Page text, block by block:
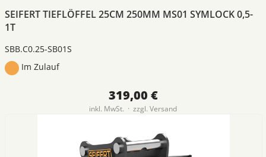
SEIFERT TIEFLÖFFEL 25CM 250MM MS01 SYMLOCK 0,5-
1T
SBB.C0.25-SB01S
Im Zulauf
319,00 €
inkl. MwSt. · zzgl. Versand